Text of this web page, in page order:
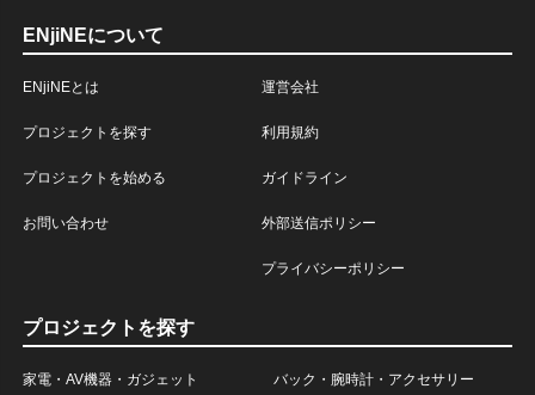
ENjiNEについて
ENjiNEとは
プロジェクトを探す
プロジェクトを始める
お問い合わせ
運営会社
利用規約
ガイドライン
外部送信ポリシー
プライバシーポリシー
プロジェクトを探す
家電・AV機器・ガジェット バック・腕時計・アクセサリー